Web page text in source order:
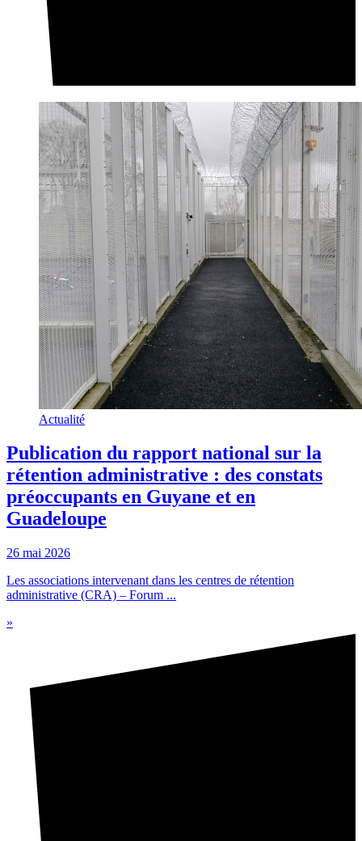
Actualité
Publication du rapport national sur la
rétention administrative : des constats
préoccupants en Guyane et en
Guadeloupe
26 mai 2026
Les associations intervenant dans les centres de rétention
administrative (CRA) – Forum ...
»